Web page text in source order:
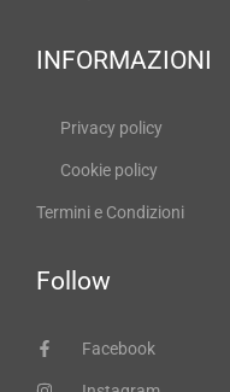
INFORMAZIONI
Privacy policy
Cookie policy
Termini e Condizioni
Follow
Facebook